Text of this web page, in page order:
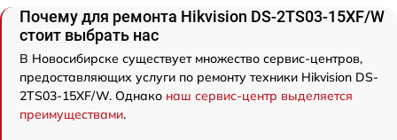
Почему для ремонта Hikvision DS-2TS03-15XF/W
стоит выбрать нас
В Новосибирске существует множество сервис-центров,
предоставляющих услуги по ремонту техники Hikvision DS-
2TS03-15XF/W. Однако наш сервис-центр выделяется
преимуществами.